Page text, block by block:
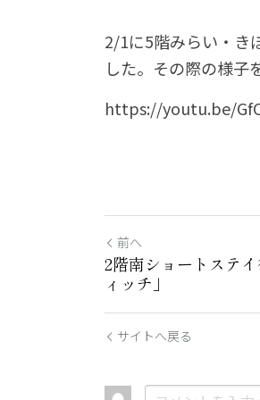
2/1に5階みらい・き
した。その際の様子
https://youtu.be/
前へ
2階南ショートステ
ィッチ」
サイトへ戻る